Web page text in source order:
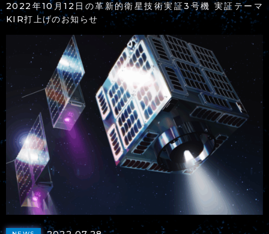
2022年10月12日の革新的衛星技術実証3号機 実証テーマ
KIR打上げのお知らせ